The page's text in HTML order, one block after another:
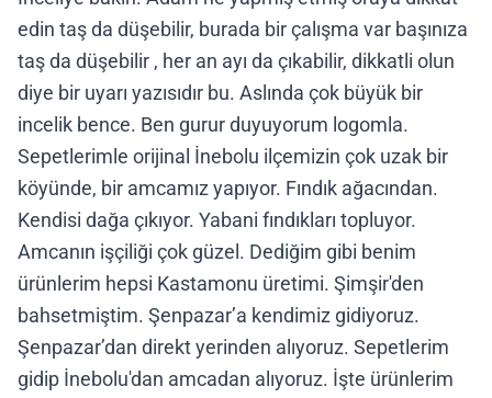
edin taş da düşebilir, burada bir çalışma var başınıza
taş da düşebilir , her an ayı da çıkabilir, dikkatli olun
diye bir uyarı yazısıdır bu. Aslında çok büyük bir
incelik bence. Ben gurur duyuyorum logomla.
Sepetlerimle orijinal İnebolu ilçemizin çok uzak bir
köyünde, bir amcamız yapıyor. Fındık ağacından.
Kendisi dağa çıkıyor. Yabani fındıkları topluyor.
Amcanın işçiliği çok güzel. Dediğim gibi benim
ürünlerim hepsi Kastamonu üretimi. Şimşir'den
bahsetmiştim. Şenpazar’a kendimiz gidiyoruz.
Şenpazar’dan direkt yerinden alıyoruz. Sepetlerim
gidip İnebolu'dan amcadan alıyoruz. İşte ürünlerim